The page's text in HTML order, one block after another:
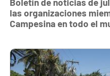
Boletín de noticias de
las organizaciones
Campesina en todo el